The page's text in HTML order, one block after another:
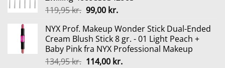
399,00 kr..
119,95kr. Den
pris
var:
119,95 kr..
99,00 kr.Den
pris
er:
99,00 kr..
NYX Prof. Makeup Wonder Stick Dual-Ended
Cream Blush Stick 8 gr. - 01 Light Peach +
Baby Pink fra NYX Professional Makeup
134,95kr. Den
114,00 kr.Den